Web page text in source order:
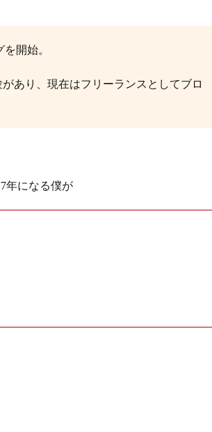
開始。
あり、現在はフリーランスとしてブロ
年になる僕が